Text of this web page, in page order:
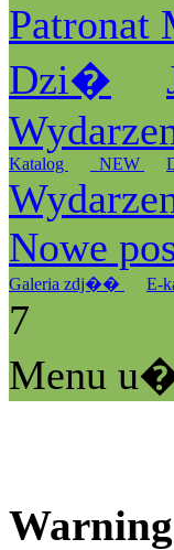
Patronat
Dzi�
Katalog _NEW
Nowe
Galeria zdj�� E-
7
Menu
Warning